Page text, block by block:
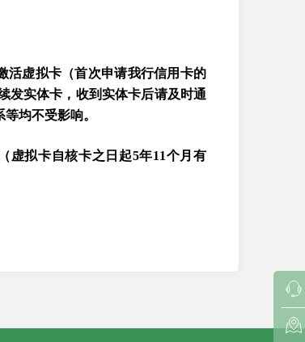
活虚拟卡（首次申请我行信用卡的
发实体卡，收到实体卡后请及时通
均不受影响。
虚拟卡自核卡之日起5年11个月有